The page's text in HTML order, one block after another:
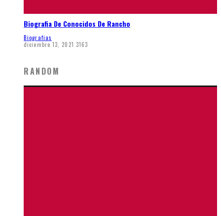
Biografia De Conocidos De Rancho
Biografias
diciembre 13, 2021 3163
RANDOM